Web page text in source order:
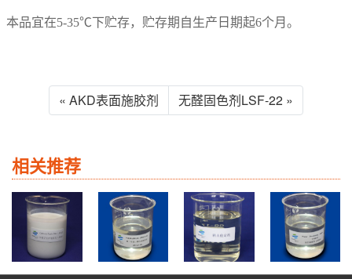
本品宜在5-35℃下贮存，贮存期自生产日期起6个月。
« AKD表面施胶剂 无醛固色剂LSF-22 »
相关推荐